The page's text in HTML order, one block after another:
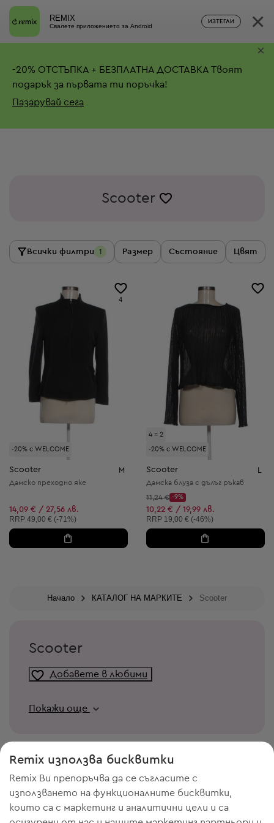
REMIX
Свалете приложението за Android
ИЗТЕГЛИ ×
-20% ОТСТЪПКА + БЕЗПЛАТНА ДОСТАВКА Твоят
подарък за първата ти поръчка!
Пазарувай сега
×
Scooter
Всички филтри 1 Размер Състояние Цвят
-20% с WELCOME
4
Scooter M
Дамско преходно яке
14,09 € / 27,56 лв.
Препоръчителна цена:
RRP 49,00 € (-71%)
4 = 2
-20% с WELCOME
Scooter
Дамска блуза с дълъг ръкав
Начална цена:
11,24 €
Discount Price:
-9%
Намалена цена:
10,22 € / 19,99 лв.
Препоръчителна цена:
RRP 19,00 € (-46%)
Начало КАТАЛОГ НА МАРКИТЕ Scooter
Scooter
Добавете в любими
Покажи още
Remix използва бисквитки
Remix Ви препоръчва да се съгласите с
използването на функционалните бисквитки,
които са с маркетинг и аналитични цели и са